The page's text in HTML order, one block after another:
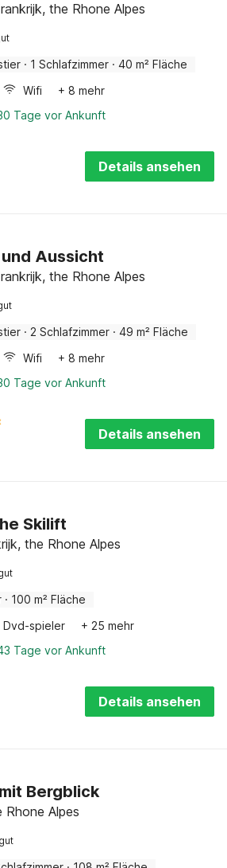
the Rhone Alpes
· 1 Schlafzimmer · 40 m² Fläche
Wifi
+ 8 mehr
Tage vor Ankunft
Details ansehen
Aussicht
the Rhone Alpes
· 2 Schlafzimmer · 49 m² Fläche
Wifi
+ 8 mehr
Tage vor Ankunft
Details ansehen
Skilift
the Rhone Alpes
· 100 m² Fläche
Dvd-spieler
+ 25 mehr
Tage vor Ankunft
Details ansehen
Bergblick
Alpes